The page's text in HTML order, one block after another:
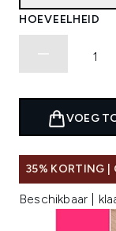
HOEVEELHEID
VOEG
35% KORTING |
Beschikbaar |